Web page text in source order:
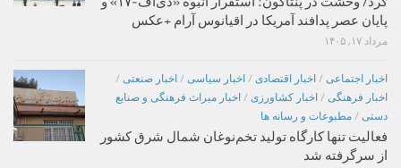
پایان عصر پدافند آمریکا در اقیانوس آرام +عکس
مرداد ۱۷, ۱۴۰۵
اخبار اجتماعی / اخبار اقتصادی / اخبار سیاسی / اخبار صنعتی /
اخبار فرهنگی / اخبار کشاورزی / اخبار میراث فرهنگی و صنایع
دستی / مطبوعات و رسانه ها
فعالیت تنها کارگاه تولید تخم‌نوغان شمال شرق کشور
از سرگرفته شد